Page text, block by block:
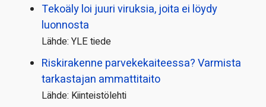
Tekoäly loi juuri viruksia, joita ei löydy
luonnosta
Lähde: YLE tiede
Riskirakenne parvekekaiteessa? Varmista
tarkastajan ammattitaito
Lähde: Kiinteistölehti